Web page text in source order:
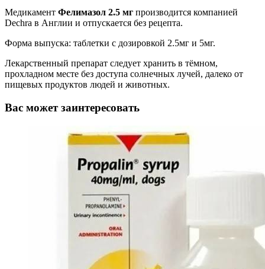
Медикамент Фелимазол 2.5 мг производится компанией
Dechra в Англии и отпускается без рецепта.
Форма выпуска: таблетки с дозировкой 2.5мг и 5мг.
Лекарственный препарат следует хранить в тёмном,
прохладном месте без доступа солнечных лучей, далеко от
пищевых продуктов людей и животных.
Вас может заинтересовать